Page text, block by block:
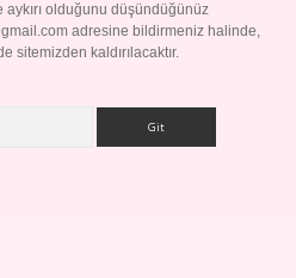
olduğunu düşündüğünüz
adresine bildirmeniz halinde,
sitemizden kaldırılacaktır.